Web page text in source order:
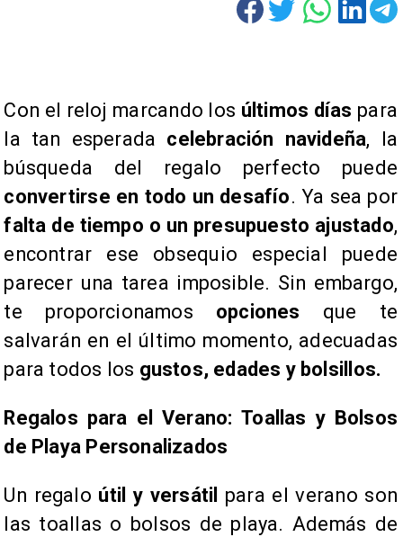
Con el reloj marcando los últimos días para
la tan esperada celebración navideña, la
búsqueda del regalo perfecto puede
convertirse en todo un desafío. Ya sea por
falta de tiempo o un presupuesto ajustado,
encontrar ese obsequio especial puede
parecer una tarea imposible. Sin embargo,
te proporcionamos opciones que te
salvarán en el último momento, adecuadas
para todos los gustos, edades y bolsillos.
Regalos para el Verano: Toallas y Bolsos
de Playa Personalizados
Un regalo útil y versátil para el verano son
las toallas o bolsos de playa. Además de